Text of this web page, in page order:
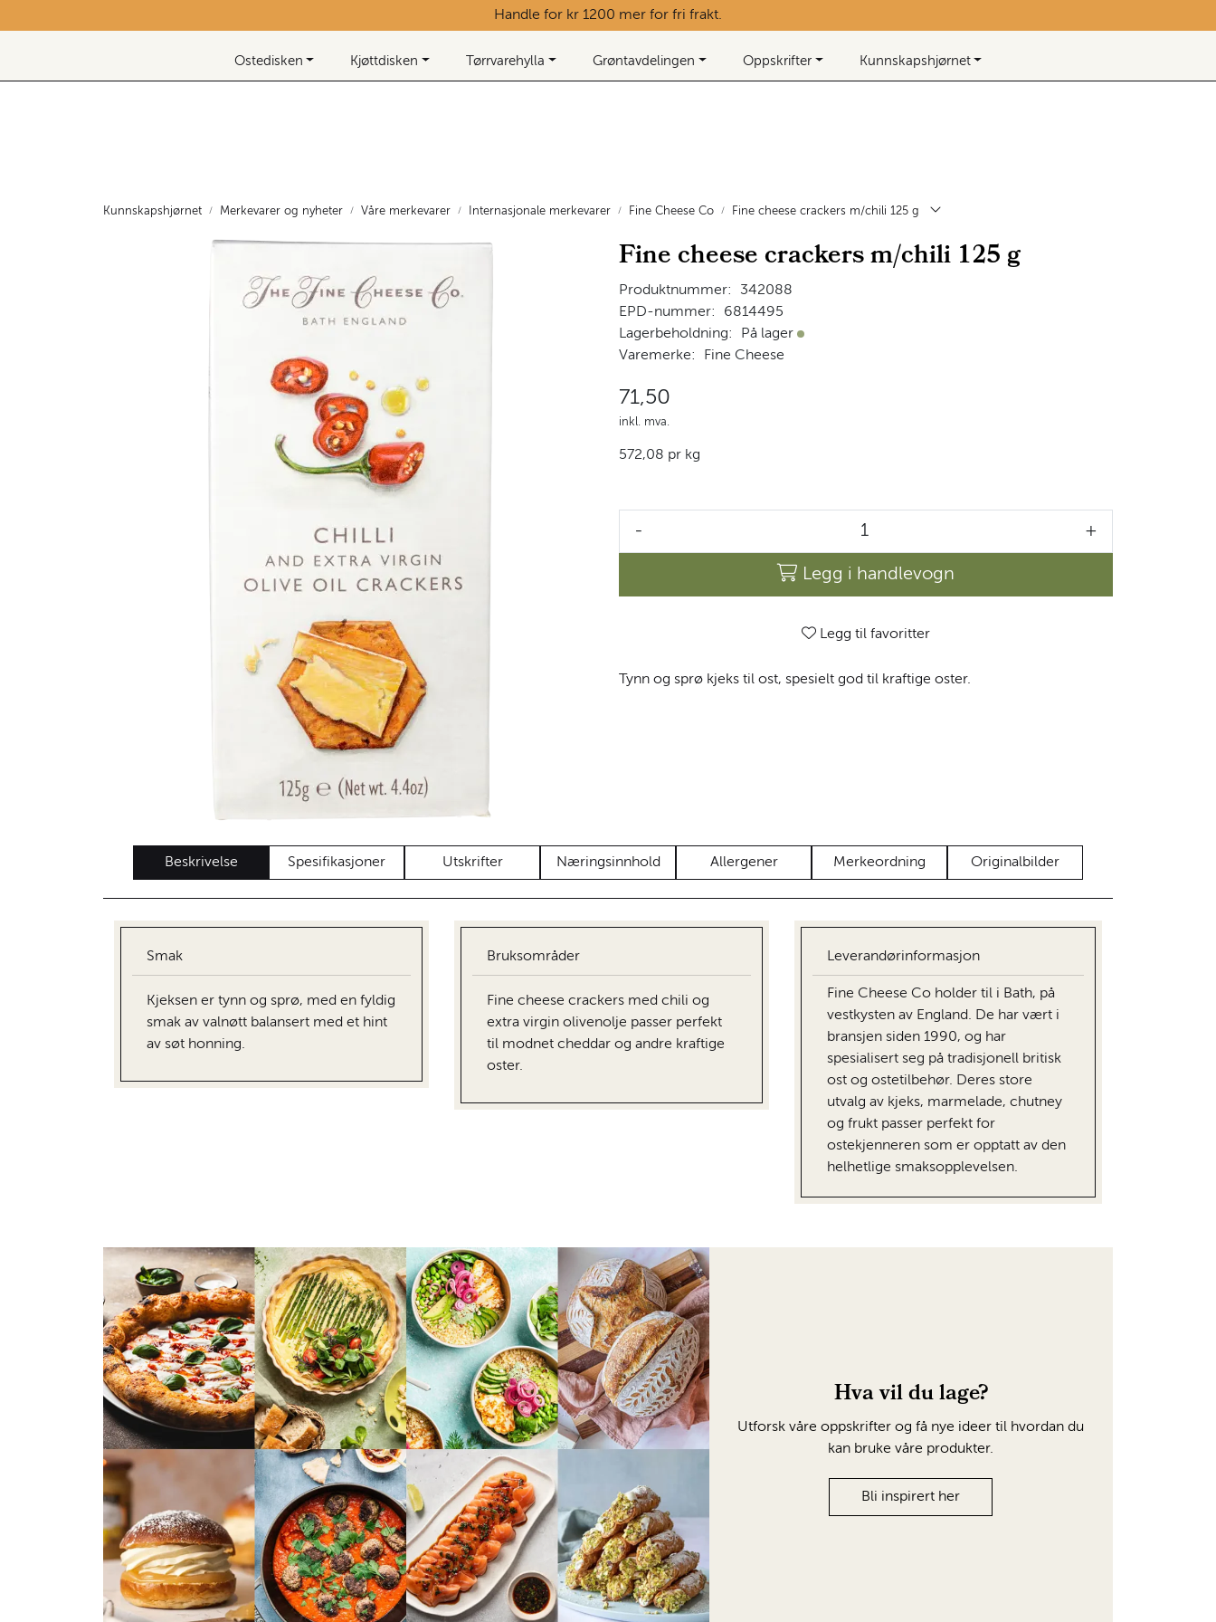
Handle for kr 1200 mer for fri frakt.
Infosenter Favoritter
Ostedisken Kjøttdisken Tørrvarehylla Grøntavdelingen Oppskrifter Kunnskapshjørnet
Kunnskapshjørnet Merkevarer og nyheter Våre merkevarer Internasjonale merkevarer Fine Cheese Co Fine cheese crackers m/chili 125 g
Fine cheese crackers m/chili 125 g
Produktnummer:
342088
EPD-nummer:
6814495
Lagerbeholdning:
På lager På lager
Varemerke: Fine Cheese
71,50
inkl. mva.
572,08 pr kg
- +
Legg i handlevogn
Legg til favoritter
Tynn og sprø kjeks til ost, spesielt god til kraftige oster.
Beskrivelse Spesifikasjoner Utskrifter Næringsinnhold Allergener Merkeordning Originalbilder
Smak
Kjeksen er tynn og sprø, med en fyldig
smak av valnøtt balansert med et hint
av søt honning.
Bruksområder
Fine cheese crackers med chili og
extra virgin olivenolje passer perfekt
til modnet cheddar og andre kraftige
oster.
Leverandørinformasjon
Fine Cheese Co holder til i Bath, på
vestkysten av England. De har vært i
bransjen siden 1990, og har
spesialisert seg på tradisjonell britisk
ost og ostetilbehør. Deres store
utvalg av kjeks, marmelade, chutney
og frukt passer perfekt for
ostekjenneren som er opptatt av den
helhetlige smaksopplevelsen.
Hva vil du lage?
Utforsk våre oppskrifter og få nye ideer til hvordan du
kan bruke våre produkter.
Bli inspirert her